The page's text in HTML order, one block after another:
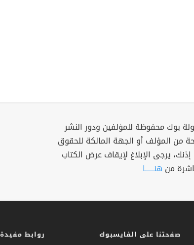
بوك محفوظة للمؤلفين ودور النشر
من المؤلف أو الجهة المالكة للحقوق
يرجى الإبلاغ لإيقاف عرض الكتاب
من هنــــــا
صفحتنا على الفايسبوك روابط مفيدة